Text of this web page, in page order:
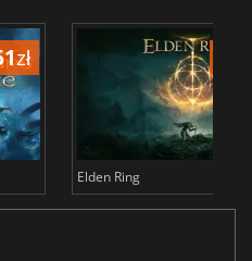
zł
Elden Ring